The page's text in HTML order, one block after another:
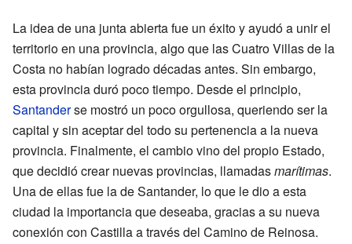
La idea de una junta abierta fue un éxito y ayudó a unir el
territorio en una provincia, algo que las Cuatro Villas de la
Costa no habían logrado décadas antes. Sin embargo,
esta provincia duró poco tiempo. Desde el principio,
Santanderse mostró un poco orgullosa, queriendo ser la
capital y sin aceptar del todo su pertenencia a la nueva
provincia. Finalmente, el cambio vino del propio Estado,
que decidió crear nuevas provincias, llamadasmarítimas.
Una de ellas fue la de Santander, lo que le dio a esta
ciudad la importancia que deseaba, gracias a su nueva
conexión con Castilla a través del Camino de Reinosa.